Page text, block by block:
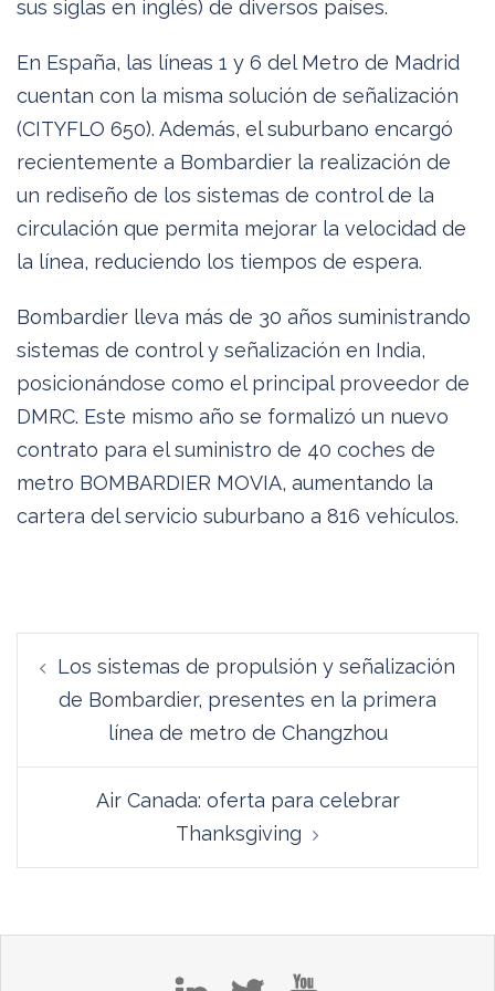
sus siglas en inglés) de diversos países.
En España, las líneas 1 y 6 del Metro de Madrid
cuentan con la misma solución de señalización
(CITYFLO 650). Además, el suburbano encargó
recientemente a Bombardier la realización de
un rediseño de los sistemas de control de la
circulación que permita mejorar la velocidad de
la línea, reduciendo los tiempos de espera.
Bombardier lleva más de 30 años suministrando
sistemas de control y señalización en India,
posicionándose como el principal proveedor de
DMRC. Este mismo año se formalizó un nuevo
contrato para el suministro de 40 coches de
metro BOMBARDIER MOVIA, aumentando la
cartera del servicio suburbano a 816 vehículos.
de
entradas
Los sistemas de propulsión y señalización
de Bombardier, presentes en la primera
línea de metro de Changzhou
Air Canada: oferta para celebrar
Thanksgiving